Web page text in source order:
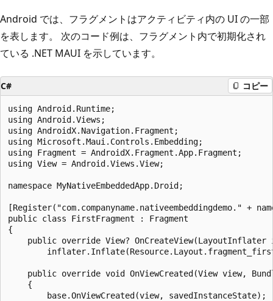
Android では、フラグメントはアクティビティ内の UI の一部
を表します。 次のコード例は、フラグメント内で初期化され
ている .NET MAUI を示しています。
C# コピー
using Android.Runtime;
using Android.Views;
using AndroidX.Navigation.Fragment;
using Microsoft.Maui.Controls.Embedding;
using Fragment = AndroidX.Fragment.App.Fragment;
using View = Android.Views.View;
namespace MyNativeEmbeddedApp.Droid;
[Register("com.companyname.nativeembeddingdemo." +
public class FirstFragment : Fragment
{
public override View?
public override void OnViewCreated(View view,
    {
        base.OnViewCreated(view, savedInstanceState);